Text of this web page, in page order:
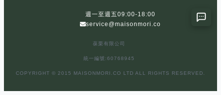
週一至週五09:00-18:00
service@maisonmori.co
葆栗有限公司
統一編號:60768945
COPYRIGHT © 2015 MAISONMORI.CO LTD ALL RIGHTS RESERVED.